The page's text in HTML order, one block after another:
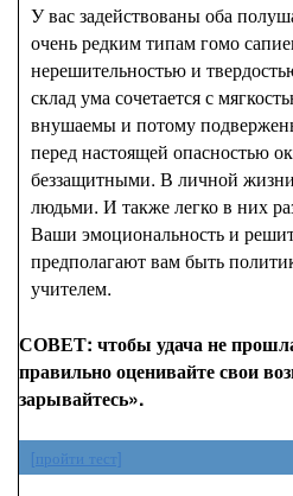
У вас задействованы оба
очень редким типам гомо
нерешительностью и
склад ума сочетается с
внушаемы и потому
перед настоящей опасностью
беззащитными. В личной жизни
людьми. И также легко в них
Ваши эмоциональность и
предполагают вам быть
учителем.
СОВЕТ: чтобы удача не
правильно оценивайте свои
зарывайтесь».
[пройти тест]